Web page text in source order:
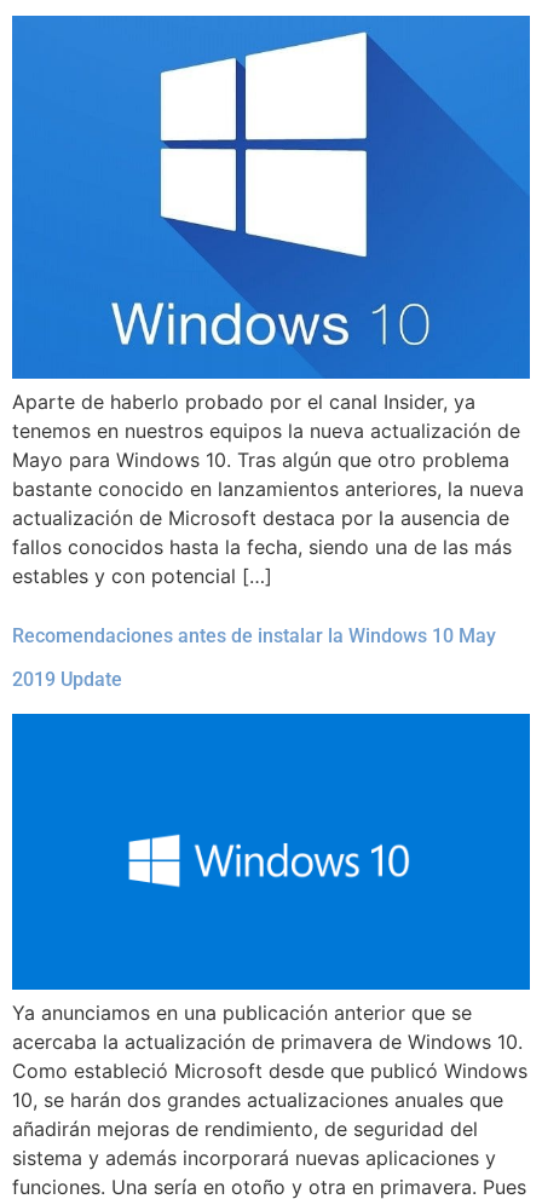
Aparte de haberlo probado por el canal Insider, ya
tenemos en nuestros equipos la nueva actualización de
Mayo para Windows 10. Tras algún que otro problema
bastante conocido en lanzamientos anteriores, la nueva
actualización de Microsoft destaca por la ausencia de
fallos conocidos hasta la fecha, siendo una de las más
estables y con potencial […]
Recomendaciones antes de instalar la Windows 10 May
2019 Update
Ya anunciamos en una publicación anterior que se
acercaba la actualización de primavera de Windows 10.
Como estableció Microsoft desde que publicó Windows
10, se harán dos grandes actualizaciones anuales que
añadirán mejoras de rendimiento, de seguridad del
sistema y además incorporará nuevas aplicaciones y
funciones. Una sería en otoño y otra en primavera. Pues